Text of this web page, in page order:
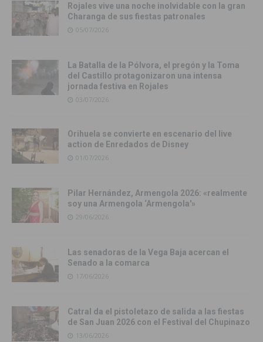
Rojales vive una noche inolvidable con la gran
Charanga de sus fiestas patronales
05/07/2026
La Batalla de la Pólvora, el pregón y la Toma
del Castillo protagonizaron una intensa
jornada festiva en Rojales
03/07/2026
Orihuela se convierte en escenario del live
action de Enredados de Disney
01/07/2026
Pilar Hernández, Armengola 2026: «realmente
soy una Armengola ‘Armengola'»
29/06/2026
Las senadoras de la Vega Baja acercan el
Senado a la comarca
17/06/2026
Catral da el pistoletazo de salida a las fiestas
de San Juan 2026 con el Festival del Chupinazo
13/06/2026